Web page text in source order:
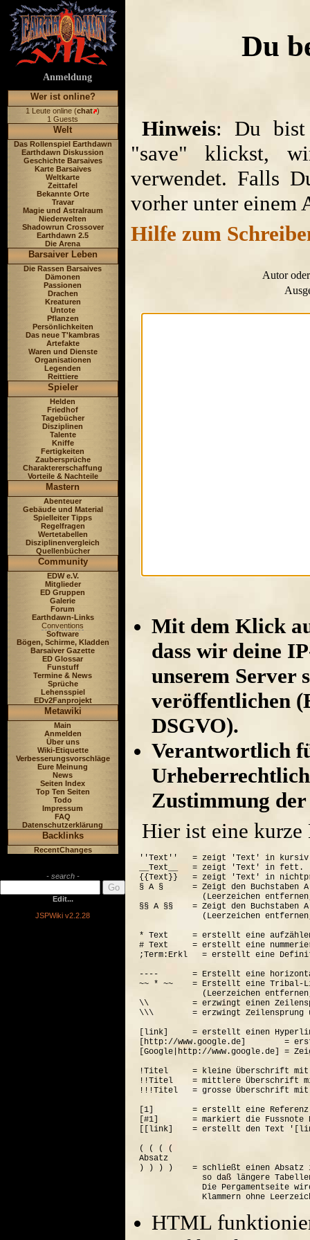
Anmeldung
Wer ist online?
1 Leute online (chat )
1 Guests
Welt
Das Rollenspiel Earthdawn
Earthdawn Diskussion
Geschichte Barsaives
Karte Barsaives
Weltkarte
Zeittafel
Bekannte Orte
Travar
Magie und Astralraum
Niederwelten
Shadowrun Crossover
Earthdawn 2.5
Die Arena
Barsaiver Leben
Die Rassen Barsaives
Dämonen
Passionen
Drachen
Kreaturen
Untote
Pflanzen
Persönlichkeiten
Das neue T'kambras
Artefakte
Waren und Dienste
Organisationen
Legenden
Reittiere
Spieler
Helden
Friedhof
Tagebücher
Disziplinen
Talente
Kniffe
Fertigkeiten
Zaubersprüche
Charaktererschaffung
Vorteile & Nachteile
Mastern
Abenteuer
Gebäude und Material
Spielleiter Tipps
Regelfragen
Wertetabellen
Disziplinenvergleich
Quellenbücher
Community
EDW e.V.
Mitglieder
ED Gruppen
Galerie
Forum
Earthdawn-Links
Conventions
Software
Bögen, Schirme, Kladden
Barsaiver Gazette
ED Glossar
Funstuff
Termine & News
Sprüche
Lehensspiel
EDv2Fanprojekt
Metawiki
Main
Anmelden
Über uns
Wiki-Etiquette
Verbesserungsvorschläge
Eure Meinung
News
Seiten Index
Top Ten Seiten
Todo
Impressum
FAQ
Datenschutzerklärung
Backlinks
RecentChanges
- search -
Edit...
JSPWiki v2.2.28
Du
Hinweis: Du bist
"save" klickst,
verwendet. Falls
vorher unter einem
Hilfe zum
Autor
Mit dem Klick
dass wir deine
unserem Server
veröffentlichen
DSGVO).
Verantwortlich
Zustimmung
Hier ist eine
''Text''   = zeigt 'Text' in
__Text__   = zeigt 'Text' in fett.
{{Text}}   = zeigt 'Text' in
§ A §      = Zeigt den Buchstaben
(Leerzeichen
§§ A §§    = Zeigt den Buchstaben
(Leerzeichen
* Text     = erstellt eine
# Text     = erstellt eine
;Term:Erkl   = erstellt eine
----       = Erstellt eine
~~ * ~~    = Erstellt eine Tribal-
(Leerzeichen
\\         = erzwingt einen
\\\        = erzwingt Zeilensprung
[link]     = erstellt einen
[http://www.google.de]        =
[Google|http://www.google.de] =
!Titel     = kleine Überschrift
!!Titel    = mittlere Überschrift
!!!Titel   = grosse Überschrift
[1]        = erstellt eine Referenz
[#1]       = markiert die Fussnote
[[link]    = erstellt den Text
( ( ( (
Absatz
) ) ) )    = schließt einen Absatz
so daß längere
Die Pergamentseite
HTML